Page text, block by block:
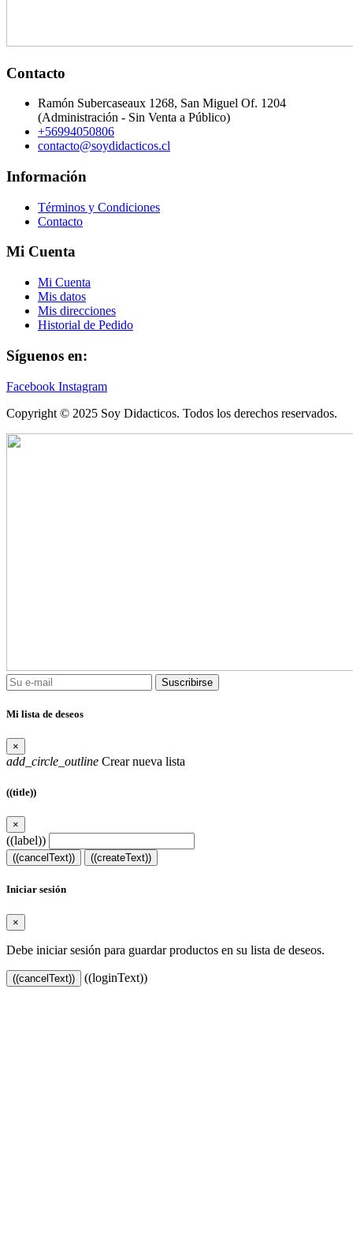
Contacto
Ramón Subercaseaux 1268, San Miguel Of. 1204
(Administración - Sin Venta a Público)
+56994050806
contacto@soydidacticos.cl
Información
Términos y Condiciones
Contacto
Mi Cuenta
Mi Cuenta
Mis datos
Mis direcciones
Historial de Pedido
Síguenos en:
Facebook Instagram
Copyright © 2025 Soy Didacticos. Todos los derechos reservados.
Suscribirse
Mi lista de deseos
×
add_circle_outline Crear nueva lista
((title))
×
((label))
((cancelText)) ((createText))
Iniciar sesión
×
Debe iniciar sesión para guardar productos en su lista de deseos.
((cancelText)) ((loginText))